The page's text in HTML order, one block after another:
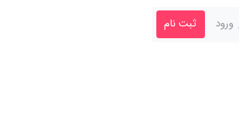
ورود ثبت نام